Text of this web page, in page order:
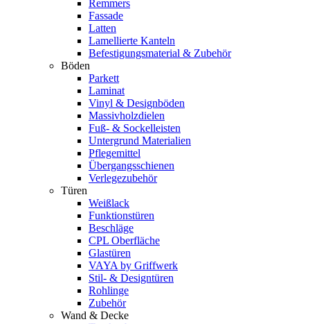
Remmers
Fassade
Latten
Lamellierte Kanteln
Befestigungsmaterial & Zubehör
Böden
Parkett
Laminat
Vinyl & Designböden
Massivholzdielen
Fuß- & Sockelleisten
Untergrund Materialien
Pflegemittel
Übergangsschienen
Verlegezubehör
Türen
Weißlack
Funktionstüren
Beschläge
CPL Oberfläche
Glastüren
VAYA by Griffwerk
Stil- & Designtüren
Rohlinge
Zubehör
Wand & Decke